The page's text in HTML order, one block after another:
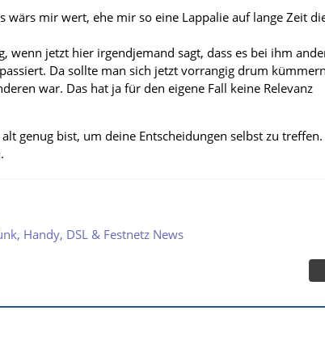
wärs mir wert, ehe mir so eine Lappalie auf lange Zeit
wenn jetzt hier irgendjemand sagt, dass es bei ihm
Da sollte man sich jetzt vorrangig drum
war. Das hat ja für den eigene Fall keine Relevanz
genug bist, um deine Entscheidungen selbst zu treffen.
Handy, DSL & Festnetz News